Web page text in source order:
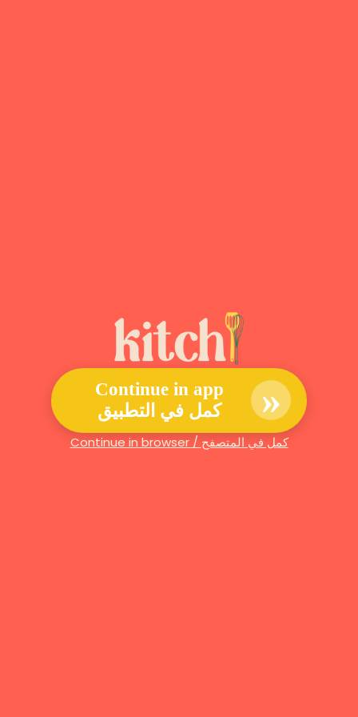
Continue in app
كمل في التطبيق
»
Continue in browser / كمل في المتصفح